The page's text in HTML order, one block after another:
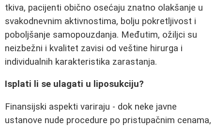
tkiva, pacijenti obično osećaju znatno olakšanje u
svakodnevnim aktivnostima, bolju pokretljivost i
poboljšanje samopouzdanja. Međutim, ožiljci su
neizbežni i kvalitet zavisi od veštine hirurga i
individualnih karakteristika zarastanja.
Isplati li se ulagati u liposukciju?
Finansijski aspekti variraju - dok neke javne
ustanove nude procedure po pristupačnim cenama,